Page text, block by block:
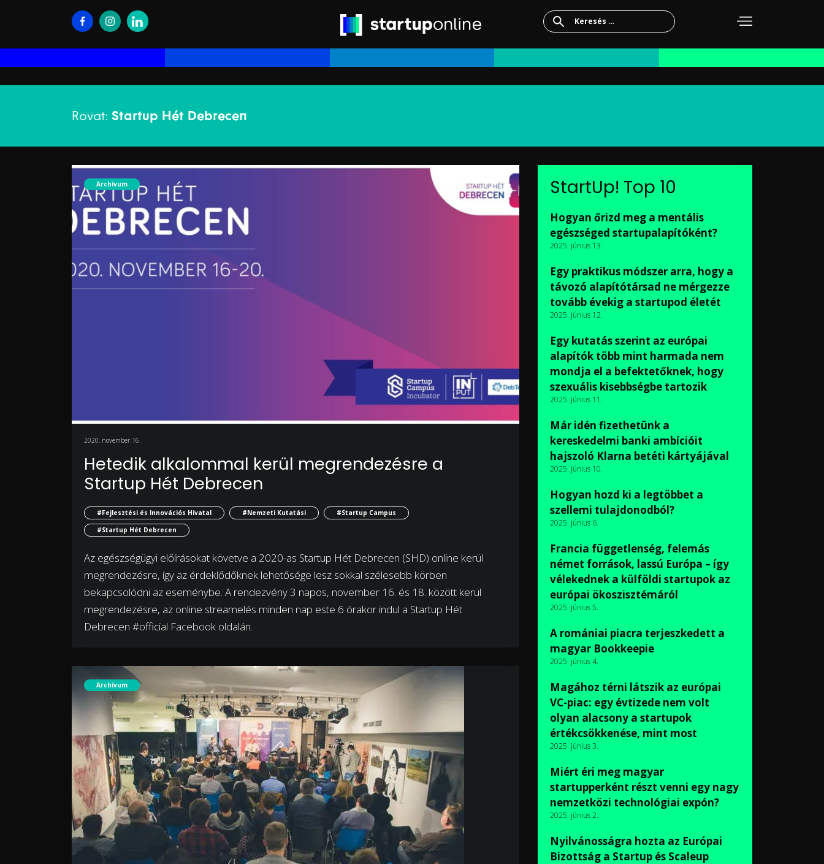
Keresés:
Rovat: Startup Hét Debrecen
Archívum
2020. november 16.
Hetedik alkalommal kerül megrendezésre a
Startup Hét Debrecen
#Fejlesztési és Innovációs Hivatal #Nemzeti Kutatási
#Startup Campus
#Startup Hét Debrecen
Az egészségügyi előírásokat követve a 2020-as Startup Hét Debrecen (SHD) online kerül
megrendezésre, így az érdeklődőknek lehetősége lesz sokkal szélesebb körben
bekapcsolódni az eseménybe. A rendezvény 3 napos, november 16. és 18. között kerül
megrendezésre, az online streamelés minden nap este 6 órakor indul a Startup Hét
Debrecen #official Facebook oldalán.
Archívum
StartUp! Top 10
Hogyan őrizd meg a mentális
egészséged startupalapítóként?
2025. június 13.
Egy praktikus módszer arra, hogy a
távozó alapítótársad ne mérgezze
tovább évekig a startupod életét
2025. június 12.
Egy kutatás szerint az európai
alapítók több mint harmada nem
mondja el a befektetőknek, hogy
szexuális kisebbségbe tartozik
2025. június 11.
Már idén fizethetünk a
kereskedelmi banki ambícióit
hajszoló Klarna betéti kártyájával
2025. június 10.
Hogyan hozd ki a legtöbbet a
szellemi tulajdonodból?
2025. június 6.
Francia függetlenség, felemás
német források, lassú Európa – így
vélekednek a külföldi startupok az
európai ökoszisztémáról
2025. június 5.
A romániai piacra terjeszkedett a
magyar Bookkeepie
2025. június 4.
Magához térni látszik az európai
VC-piac: egy évtizede nem volt
olyan alacsony a startupok
értékcsökkenése, mint most
2025. június 3.
Miért éri meg magyar
startupperként részt venni egy nagy
nemzetközi technológiai expón?
2025. június 2.
Nyilvánosságra hozta az Európai
Bizottság a Startup és Scaleup